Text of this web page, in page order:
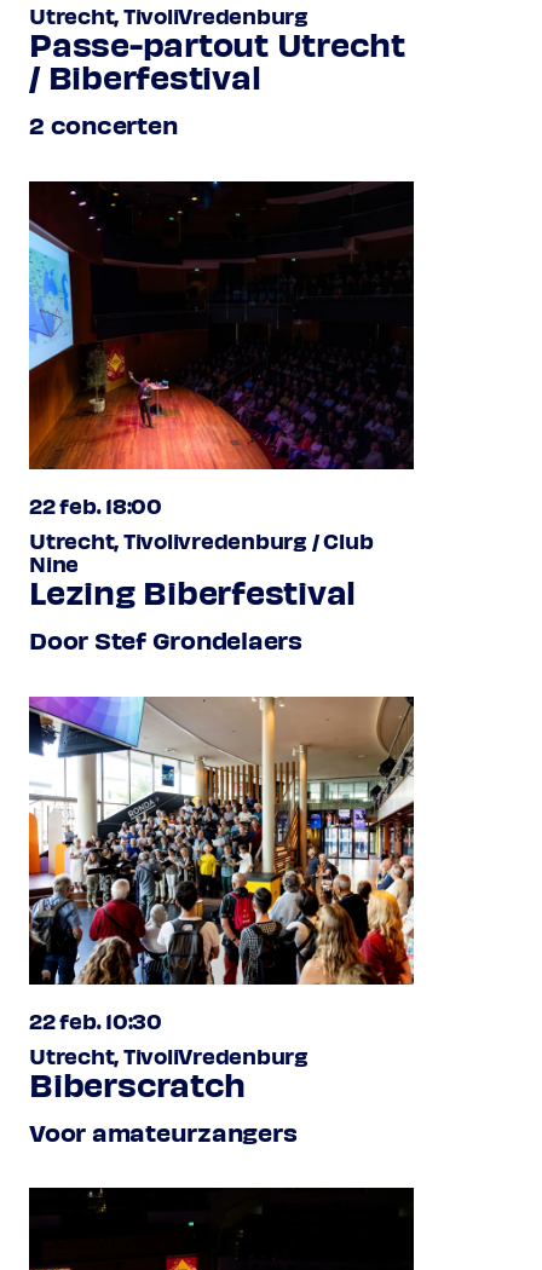
Utrecht, TivoliVredenburg
Passe-partout Utrecht
/ Biberfestival
2 concerten
22 feb. 18:00
Utrecht, Tivolivredenburg / Club
Nine
Lezing Biberfestival
Door Stef Grondelaers
22 feb. 10:30
Utrecht, TivoliVredenburg
Biberscratch
Voor amateurzangers